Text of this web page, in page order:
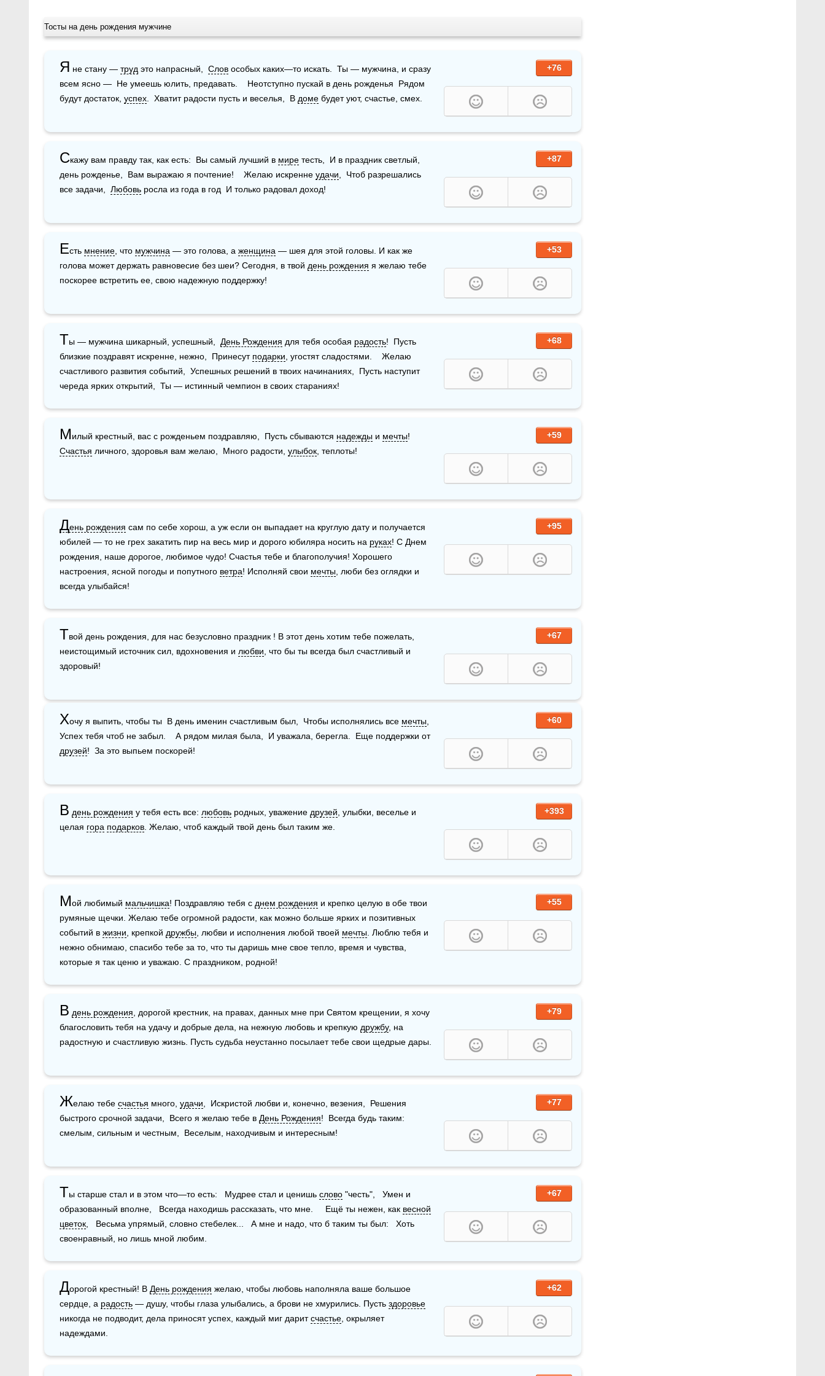
Тосты на день рождения мужчине
+76
Я не стану — труд это напрасный, Слов особых каких—то искать.  Ты — мужчина, и сразу
всем ясно —  Не умеешь юлить, предавать.    Неотступно пускай в день рожденья  Рядом
будут достаток, успех .  Хватит радости пусть и веселья,  В доме будет уют, счастье, смех.
+87
Скажу вам правду так, как есть:  Вы самый лучший в мире тесть,  И в праздник светлый,
день рожденье,  Вам выражаю я почтение!    Желаю искренне удачи ,  Чтоб разрешались
все задачи, Любовь росла из года в год  И только радовал доход!
+53
Есть мнение , что мужчина — это голова, а женщина — шея для этой головы. И как же
голова может держать равновесие без шеи? Сегодня, в твой день рождения я желаю тебе
поскорее встретить ее, свою надежную поддержку!
+68
Ты — мужчина шикарный, успешный, День Рождения для тебя особая радость!  Пусть
близкие поздравят искренне, нежно,  Принесут подарки , угостят сладостями.    Желаю
счастливого развития событий,  Успешных решений в твоих начинаниях,  Пусть наступит
череда ярких открытий,  Ты — истинный чемпион в своих стараниях!
+59
Милый крестный, вас с рожденьем поздравляю,  Пусть сбываются надежды и мечты
Счастья личного, здоровья вам желаю,  Много радости, улыбок , теплоты!
+95
День рождения сам по себе хорош, а уж если он выпадает на круглую дату и получается
юбилей — то не грех закатить пир на весь мир и дорого юбиляра носить на руках! С Днем
рождения, наше дорогое, любимое чудо! Счастья тебе и благополучия! Хорошего
настроения, ясной погоды и попутного ветра! Исполняй свои мечты , люби без оглядки и
всегда улыбайся!
+67
Твой день рождения, для нас безусловно праздник ! В этот день хотим тебе пожелать,
неистощимый источник сил, вдохновения и любви , что бы ты всегда был счастливый и
здоровый!
+60
Хочу я выпить, чтобы ты  В день именин счастливым был,  Чтобы исполнялись все мечты
Успех тебя чтоб не забыл.    А рядом милая была,  И уважала, берегла.  Еще поддержки от
друзей!  За это выпьем поскорей!
+393
В день рождения у тебя есть все: любовь родных, уважение друзей , улыбки, веселье и
целая гора подарков . Желаю, чтоб каждый твой день был таким же.
+55
Мой любимый мальчишка! Поздравляю тебя с днем рождения и крепко целую в обе твои
румяные щечки. Желаю тебе огромной радости, как можно больше ярких и позитивных
событий в жизни , крепкой дружбы , любви и исполнения любой твоей мечты . Люблю тебя и
нежно обнимаю, спасибо тебе за то, что ты даришь мне свое тепло, время и чувства,
которые я так ценю и уважаю. С праздником, родной!
+79
В день рождения , дорогой крестник, на правах, данных мне при Святом крещении, я хочу
благословить тебя на удачу и добрые дела, на нежную любовь и крепкую дружбу, на
радостную и счастливую жизнь. Пусть судьба неустанно посылает тебе свои щедрые дары.
+77
Желаю тебе счастья много, удачи ,  Искристой любви и, конечно, везения,  Решения
быстрого срочной задачи,  Всего я желаю тебе в День Рождения!  Всегда будь таким:
смелым, сильным и честным,  Веселым, находчивым и интересным!
+67
Ты старше стал и в этом что—то есть:   Мудрее стал и ценишь слово "честь",   Умен и
образованный вполне,   Всегда находишь рассказать, что мне.     Ещё ты нежен, как весной
цветок ,   Весьма упрямый, словно стебелек...   А мне и надо, что б таким ты был:   Хоть
своенравный, но лишь мной любим.
+62
Дорогой крестный! В День рождения желаю, чтобы любовь наполняла ваше большое
сердце, а радость — душу, чтобы глаза улыбались, а брови не хмурились. Пусть здоровье
никогда не подводит, дела приносят успех, каждый миг дарит счастье , окрыляет
надеждами.